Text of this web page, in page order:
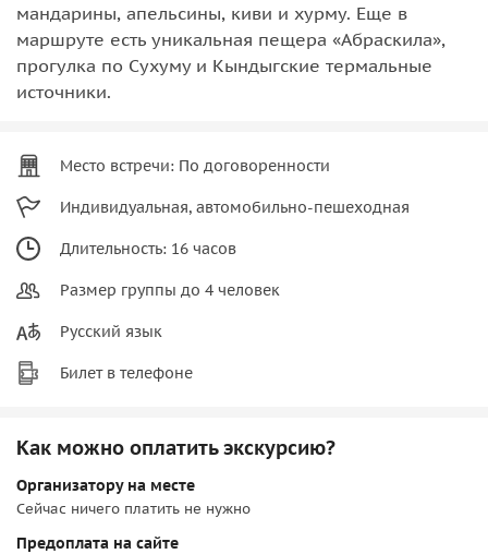
мандарины, апельсины, киви и хурму. Еще в
маршруте есть уникальная пещера «Абраскила»,
прогулка по Сухуму и Кындыгские термальные
источники.
Место встречи: По договоренности
Индивидуальная, автомобильно-пешеходная
Длительность: 16 часов
Размер группы до 4 человек
Русский язык
Билет в телефоне
Как можно оплатить экскурсию?
Организатору на месте
Сейчас ничего платить не нужно
Предоплата на сайте